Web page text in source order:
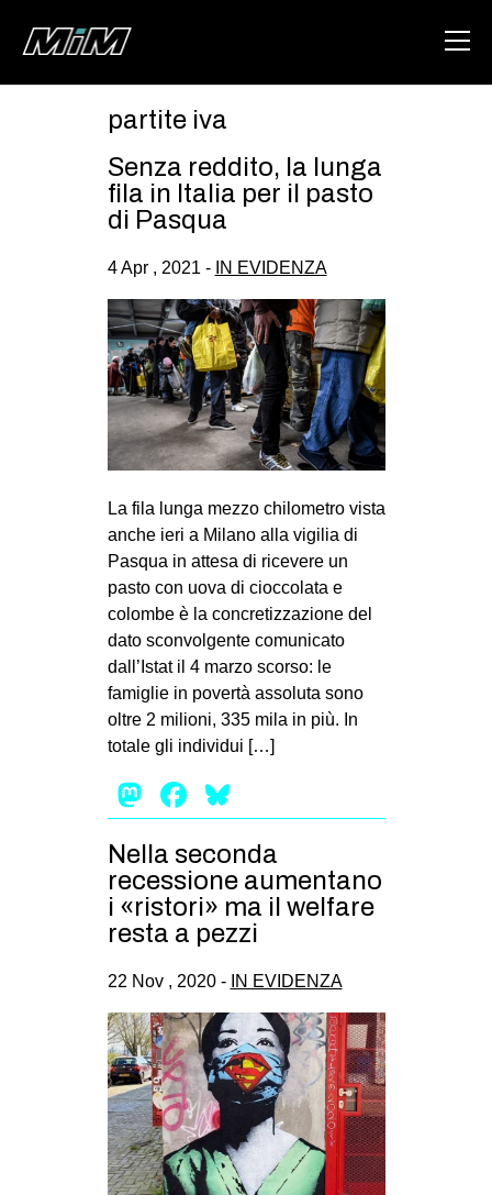
ABOUT
DEGENERAZIONE
GAZA FREESTYLE
CSOA LAMBRETTA
MSM
STUDENTI TSUNAMI
ZAM
MILANO
MOBILITAZIONI
SPAZI
SPORT POPOLARE
MOVIMENTI
AMBIENTE
ANTIFASCISMO
MIGRAZIONI
PRECARIATO
REPRESSIONE
ARTE
CINEMA
MANIFESTI
MUSICA
partite iva
Senza reddito, la lunga
fila in Italia per il pasto
di Pasqua
4 Apr , 2021 - IN EVIDENZA
La fila lunga mezzo chilometro vista
anche ieri a Milano alla vigilia di
Pasqua in attesa di ricevere un
pasto con uova di cioccolata e
colombe è la concretizzazione del
dato sconvolgente comunicato
dall’Istat il 4 marzo scorso: le
famiglie in povertà assoluta sono
oltre 2 milioni, 335 mila in più. In
totale gli individui […]
Mastodon
Facebook
Nella seconda
recessione aumentano
i «ristori» ma il welfare
resta a pezzi
22 Nov , 2020 - IN EVIDENZA